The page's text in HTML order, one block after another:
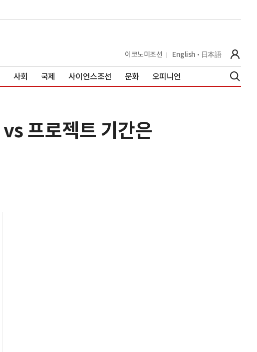
이코노미조선 English 日本語
사회 국제 사이언스조선 문화 오피니언
프로젝트 기간은